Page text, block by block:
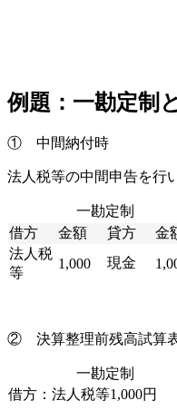
例題：一勘定制
① 中間納付時
法人税等の中間申告を行
一勘定制
借方
金額 貸方
金
法人税
等
1,000 現金
② 決算整理前残高試算表
一勘定制
借方：法人税等1,000円